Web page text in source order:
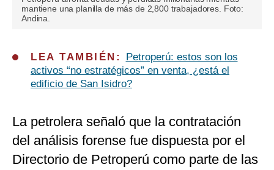
mantiene una planilla de más de 2,800 trabajadores. Foto:
Andina.
LEA TAMBIÉN:
Petroperú: estos son los
activos “no estratégicos” en venta, ¿está el
edificio de San Isidro?
La petrolera señaló que la contratación
del análisis forense fue dispuesta por el
Directorio de Petroperú como parte de las